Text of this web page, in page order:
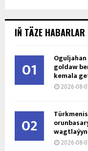
IŇ TÄZE HABARLAR
01 goldaw
kemala
2026-08-
02
2026-08-